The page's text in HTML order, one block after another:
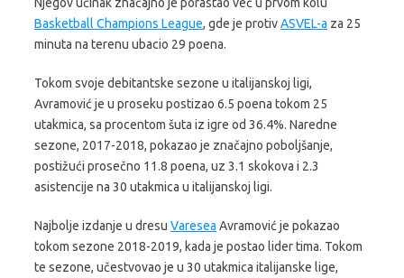
Basketball Champions League, gde je protivASVEL-a za 25
minuta na terenu ubacio 29 poena.
Tokom svoje debitantske sezone u italijanskoj ligi,
Avramović je u proseku postizao 6.5 poena tokom 25
utakmica, sa procentom šuta iz igre od 36.4%. Naredne
sezone, 2017-2018, pokazao je značajno poboljšanje,
postižući prosečno 11.8 poena, uz 3.1 skokova i 2.3
asistencije na 30 utakmica u italijanskoj ligi.
Najbolje izdanje u dresu Varesea Avramović je pokazao
tokom sezone 2018-2019, kada je postao lider tima. Tokom
te sezone, učestvovao je u 30 utakmica italijanske lige,